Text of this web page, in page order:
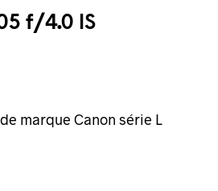
f/4.0 IS
marque Canon série L